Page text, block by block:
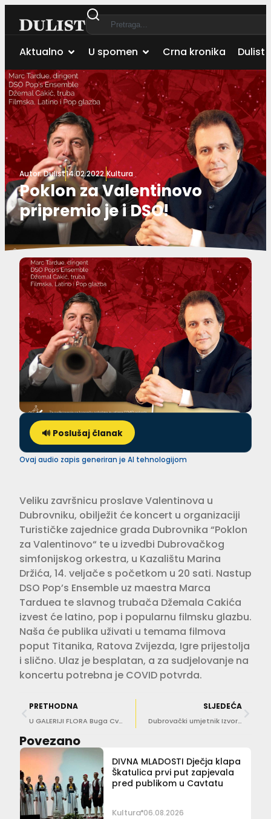
Aktualno U spomen Crna kronika Dulist
Autor:Dulist14.02.2022.Kultura
Poklon za Valentinovo
pripremio je i DSO!
🔊 Poslušaj članak
Ovaj audio zapis generiran je AI tehnologijom
Veliku završnicu proslave Valentinova u
Dubrovniku, obilježit će koncert u organizaciji
Turističke zajednice grada Dubrovnika “Poklon
za Valentinovo“ te u izvedbi Dubrovačkog
simfonijskog orkestra, u Kazalištu Marina
Držića, 14. veljače s početkom u 20 sati. Nastup
DSO Pop’s Ensemble uz maestra Marca
Tarduea te slavnog trubača Džemala Cakića
izvest će latino, pop i popularnu filmsku glazbu.
Naša će publika uživati u temama filmova
poput Titanika, Ratova Zvijezda, Igre prijestolja
i slično. Ulaz je besplatan, a za sudjelovanje na
koncertu potrebna je COVID potvrda.
PRETHODNA
U GALERIJI FLORA Buga Cvjetanović otvorila svoju izložbu ‘Moja draga unučice!’
SLJEDEĆA
Dubrovački umjetnik Izvor Pende izlaže u Nacionalnom muzeju moderne umjetnosti
Povezano
DIVNA MLADOSTI Dječja klapa
Škatulica prvi put zapjevala
pred publikom u Cavtatu
Kultura 06.08.2026